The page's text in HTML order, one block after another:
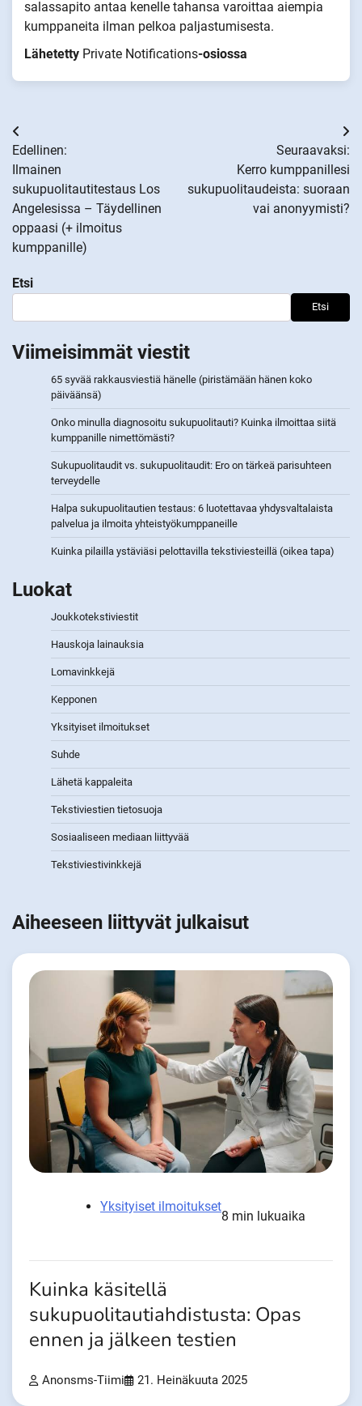
salassapito antaa kenelle tahansa varoittaa aiempia
kumppaneita ilman pelkoa paljastumisesta.
Lähetetty Private Notifications-osiossa
Artikkelien
selaus
Edellinen:
Ilmainen
sukupuolitautitestaus Los
Angelesissa – Täydellinen
oppaasi (+ ilmoitus
kumppanille)
Seuraavaksi:
Kerro kumppanillesi
sukupuolitaudeista: suoraan
vai anonyymisti?
Etsi
Etsi
Viimeisimmät viestit
65 syvää rakkausviestiä hänelle (piristämään hänen koko
päiväänsä)
Onko minulla diagnosoitu sukupuolitauti? Kuinka ilmoittaa siitä
kumppanille nimettömästi?
Sukupuolitaudit vs. sukupuolitaudit: Ero on tärkeä parisuhteen
terveydelle
Halpa sukupuolitautien testaus: 6 luotettavaa yhdysvaltalaista
palvelua ja ilmoita yhteistyökumppaneille
Kuinka pilailla ystäviäsi pelottavilla tekstiviesteillä (oikea tapa)
Luokat
Joukkotekstiviestit
Hauskoja lainauksia
Lomavinkkejä
Kepponen
Yksityiset ilmoitukset
Suhde
Lähetä kappaleita
Tekstiviestien tietosuoja
Sosiaaliseen mediaan liittyvää
Tekstiviestivinkkejä
Aiheeseen liittyvät julkaisut
Yksityiset ilmoitukset
8 min lukuaika
Kuinka käsitellä
sukupuolitautiahdistusta: Opas
ennen ja jälkeen testien
Anonsms-Tiimi 21. Heinäkuuta 2025